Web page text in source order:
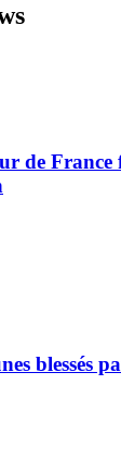
de
blessés